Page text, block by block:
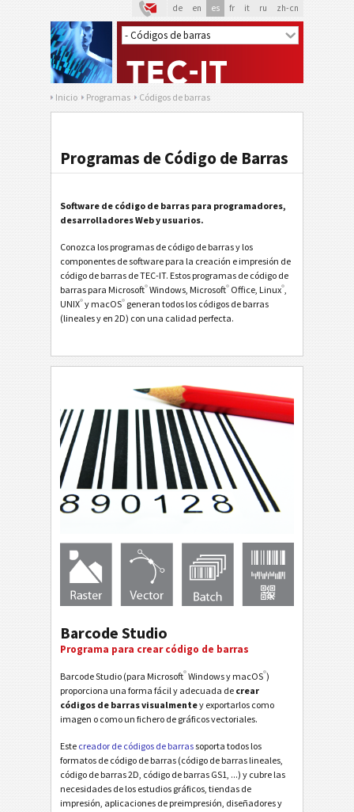
de en es fr it ru zh-cn
Inicio Programas Códigos de barras
Programas de Código de Barras
Software de código de barras para programadores,
desarrolladores Web y usuarios.
Conozca los programas de código de barras y los
componentes de software para la creación e impresión de
código de barras de TEC-IT. Estos programas de código de
barras para Microsoft®Windows, Microsoft® Office, Linux®,
UNIX®y macOS® generan todos los códigos de barras
(lineales y en 2D) con una calidad perfecta.
Barcode Studio
Programa para crear código de barras
Barcode Studio (para Microsoft®Windows y macOS®)
proporciona una forma fácil y adecuada de crear
códigos de barras visualmentey exportarlos como
imagen o como un fichero de gráficos vectoriales.
Este creador de códigos de barras soporta todos los
formatos de código de barras (código de barras lineales,
código de barras 2D, código de barras GS1, ...) y cubre las
necesidades de los estudios gráficos, tiendas de
impresión, aplicaciones de preimpresión, diseñadores y